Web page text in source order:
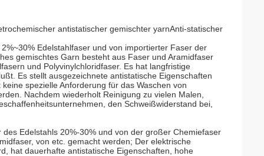
antistatischer gemischter yarnAnti-statischer
Edelstahlfaser und von importierter Faser der
gemischtes Garn besteht aus Faser und Aramidfaser
und Polyvinylchloridfaser. Es hat langfristige
Es stellt ausgezeichnete antistatische Eigenschaften
spezielle Anforderung für das Waschen von
Nachdem wiederholt Reinigung zu vielen Malen,
den Schweißwiderstand bei,
Edelstahls 20%-30% und von der großer Chemiefaser
von etc. gemacht werden; Der elektrische
hat dauerhafte antistatische Eigenschaften, hohe